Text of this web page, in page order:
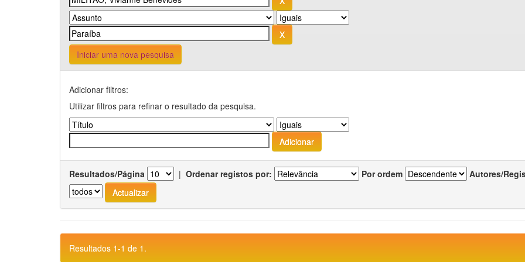
Iniciar uma nova pesquisa
Adicionar filtros:
Utilizar filtros para refinar o resultado da pesquisa.
Resultados/Página | Ordenar registos por: Por ordem Autores/
Resultados 1-1 de 1.